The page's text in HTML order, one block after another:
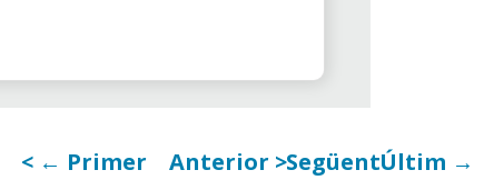
← Primer Anterior SegüentÚltim →